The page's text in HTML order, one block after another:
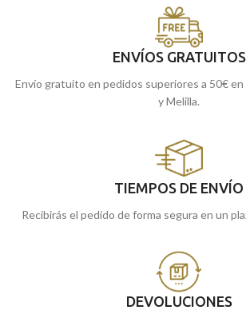
ENVÍOS GRATUITOS
Envío gratuito en pedidos superiores a 50€ en
y Melilla.
TIEMPOS DE ENVÍO
Recibirás el pedido de forma segura en un
DEVOLUCIONES